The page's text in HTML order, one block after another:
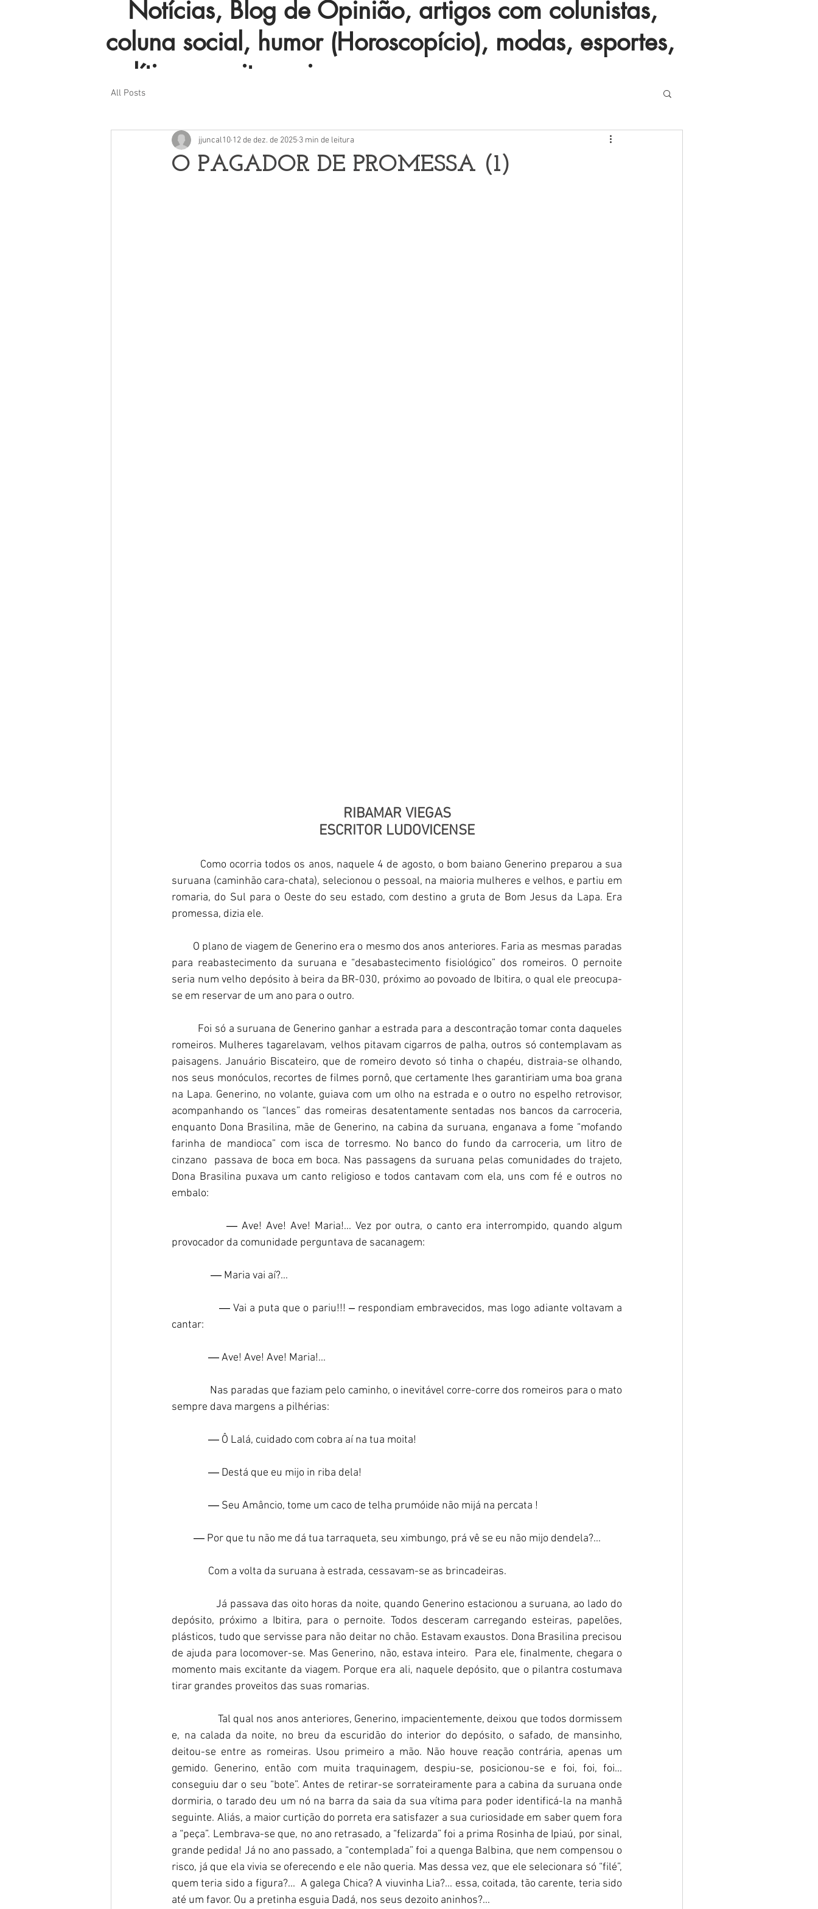
Notícias, Blog de Opinião, artigos com colunistas,
coluna social, humor (Horoscopício), modas, esportes,
política e muito mais.
All Posts
O PAGADOR DE PROMESSA (1)
jjuncal10 12 de dez. de 2025 3 min de leitura
RIBAMAR VIEGAS
ESCRITOR LUDOVICENSE
suruana (caminhão cara-chata), selecionou o pessoal, na maioria mulheres e velhos, e partiu em
romaria, do Sul para o Oeste do seu estado, com destino a gruta de Bom Jesus da Lapa. Era
promessa, dizia ele.
O plano de viagem de Generino era o mesmo dos anos anteriores. Faria as mesmas paradas
para reabastecimento da suruana e “desabastecimento fisiológico” dos romeiros. O pernoite
seria num velho depósito à beira da BR-030, próximo ao povoado de Ibitira, o qual ele preocupa-
se em reservar de um ano para o outro.
Foi só a suruana de Generino ganhar a estrada para a descontração tomar conta daqueles
romeiros. Mulheres tagarelavam, velhos pitavam cigarros de palha, outros só contemplavam as
paisagens. Januário Biscateiro, que de romeiro devoto só tinha o chapéu, distraia-se olhando,
nos seus monóculos, recortes de filmes pornô, que certamente lhes garantiriam uma boa grana
na Lapa. Generino, no volante, guiava com um olho na estrada e o outro no espelho retrovisor,
acompanhando os “lances” das romeiras desatentamente sentadas nos bancos da carroceria,
enquanto Dona Brasilina, mãe de Generino, na cabina da suruana, enganava a fome “mofando
farinha de mandioca” com isca de torresmo. No banco do fundo da carroceria, um litro de
cinzano  passava de boca em boca. Nas passagens da suruana pelas comunidades do trajeto,
Dona Brasilina puxava um canto religioso e todos cantavam com ela, uns com fé e outros no
embalo:
― Ave! Ave! Ave! Maria!... Vez por outra, o canto era interrompido, quando algum
provocador da comunidade perguntava de sacanagem:
― Maria vai aí?...
― Vai a puta que o pariu!!! ‒ respondiam embravecidos, mas logo adiante voltavam a
cantar:
― Ave! Ave! Ave! Maria!...
Nas paradas que faziam pelo caminho, o inevitável corre-corre dos romeiros para o mato
sempre dava margens a pilhérias:
― Ô Lalá, cuidado com cobra aí na tua moita!
― Destá que eu mijo in riba dela!
― Seu Amâncio, tome um caco de telha prumóide não mijá na percata !
― Por que tu não me dá tua tarraqueta, seu ximbungo, prá vê se eu não mijo dendela?...
Com a volta da suruana à estrada, cessavam-se as brincadeiras.
Já passava das oito horas da noite, quando Generino estacionou a suruana, ao lado do
depósito, próximo a Ibitira, para o pernoite. Todos desceram carregando esteiras, papelões,
plásticos, tudo que servisse para não deitar no chão. Estavam exaustos. Dona Brasilina precisou
de ajuda para locomover-se. Mas Generino, não, estava inteiro.  Para ele, finalmente, chegara o
momento mais excitante da viagem. Porque era ali, naquele depósito, que o pilantra costumava
tirar grandes proveitos das suas romarias.
Tal qual nos anos anteriores, Generino, impacientemente, deixou que todos dormissem
e, na calada da noite, no breu da escuridão do interior do depósito, o safado, de mansinho,
deitou-se entre as romeiras. Usou primeiro a mão. Não houve reação contrária, apenas um
gemido. Generino, então com muita traquinagem, despiu-se, posicionou-se e foi, foi, foi...
conseguiu dar o seu “bote”. Antes de retirar-se sorrateiramente para a cabina da suruana onde
dormiria, o tarado deu um nó na barra da saia da sua vítima para poder identificá-la na manhã
seguinte. Aliás, a maior curtição do porreta era satisfazer a sua curiosidade em saber quem fora
a “peça”. Lembrava-se que, no ano retrasado, a “felizarda” foi a prima Rosinha de Ipiaú, por sinal,
grande pedida! Já no ano passado, a “contemplada” foi a quenga Balbina, que nem compensou o
risco, já que ela vivia se oferecendo e ele não queria. Mas dessa vez, que ele selecionara só “filé”,
quem teria sido a figura?...  A galega Chica? A viuvinha Lia?... essa, coitada, tão carente, teria sido
até um favor. Ou a pretinha esguia Dadá, nos seus dezoito aninhos?...